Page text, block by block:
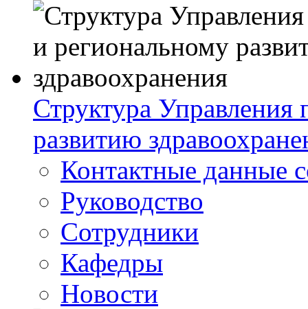
Структура
развитию
Контактные данные
Руководство
Сотрудники
Кафедры
Новости